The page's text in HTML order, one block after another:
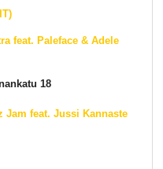
feat. Paleface & Adele
18
Jam feat. Jussi Kannaste